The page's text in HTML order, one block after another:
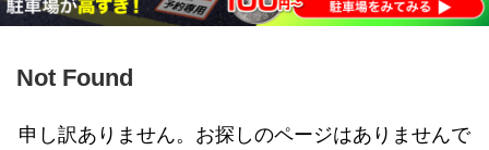
Not Found
申し訳ありません。お探しのページはありませんで